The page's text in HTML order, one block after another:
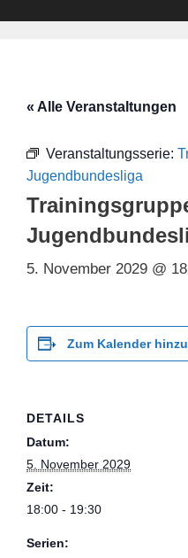
« Alle Veranstaltungen
Veranstaltungsserie:
Jugendbundesliga
5. November 2029 @
Zum Kalender
DETAILS
Datum:
5. November 2029
Zeit:
18:00 - 19:30
Serien: